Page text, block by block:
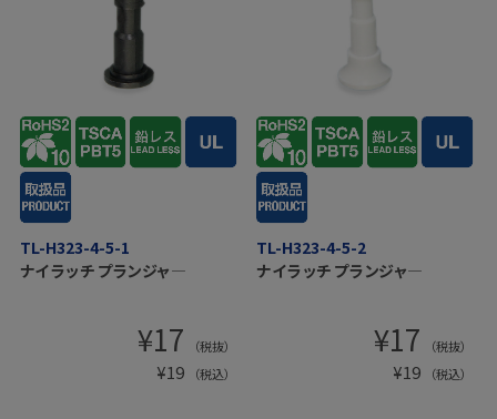
TL-H323-4-5-1
ナイラッチ プランジャ―
¥17 （税抜）
¥19 （税込）
TL-H323-4-5-2
ナイラッチ プランジャ―
¥17 （税抜）
¥19 （税込）